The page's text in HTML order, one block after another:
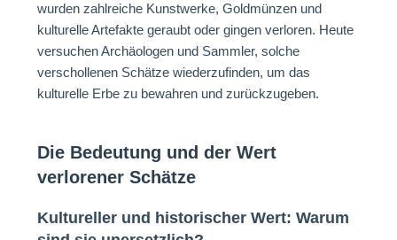
wurden zahlreiche Kunstwerke, Goldmünzen und
kulturelle Artefakte geraubt oder gingen verloren. Heute
versuchen Archäologen und Sammler, solche
verschollenen Schätze wiederzufinden, um das
kulturelle Erbe zu bewahren und zurückzugeben.
Die Bedeutung und der Wert
verlorener Schätze
Kultureller und historischer Wert: Warum